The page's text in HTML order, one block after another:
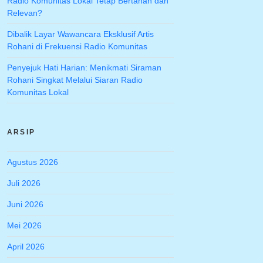
Relevan?
Dibalik Layar Wawancara Eksklusif Artis
Rohani di Frekuensi Radio Komunitas
Penyejuk Hati Harian: Menikmati Siraman
Rohani Singkat Melalui Siaran Radio
Komunitas Lokal
ARSIP
Agustus 2026
Juli 2026
Juni 2026
Mei 2026
April 2026